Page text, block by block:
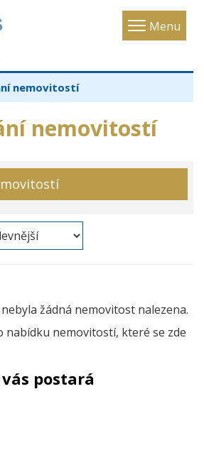
Menu
Toggle
nemovitostí
nemovitostí
žádná nemovitost nalezena.
nemovitostí, které se zde
postará